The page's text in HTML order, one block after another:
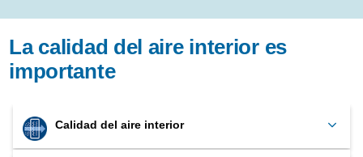
La calidad del aire interior es
importante
Calidad del aire interior